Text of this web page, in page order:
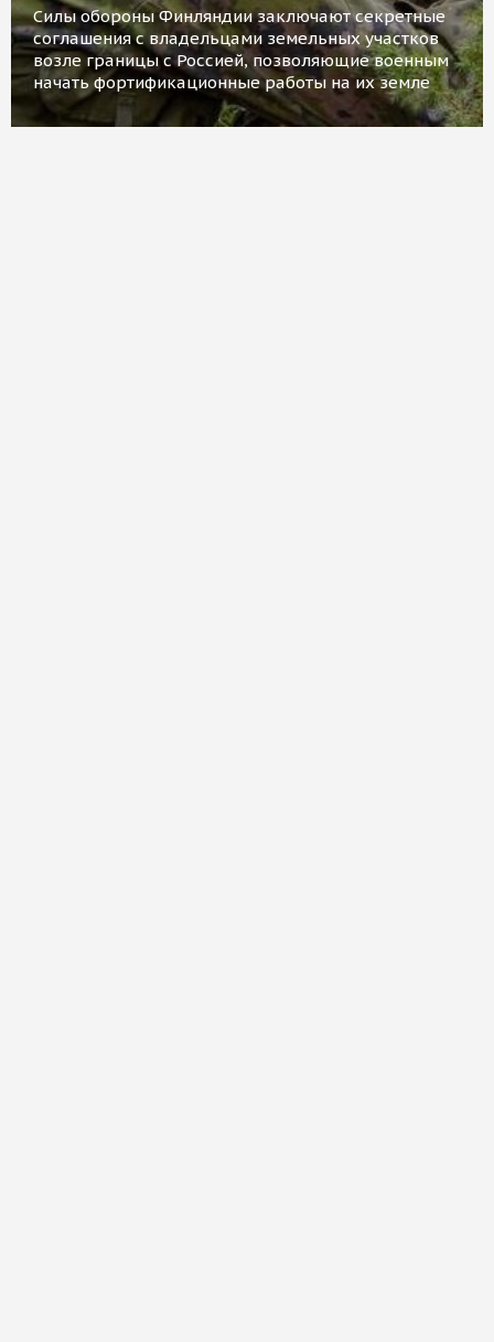
Силы обороны Финляндии заключают секретные
соглашения с владельцами земельных участков
возле границы с Россией, позволяющие военным
начать фортификационные работы на их земле